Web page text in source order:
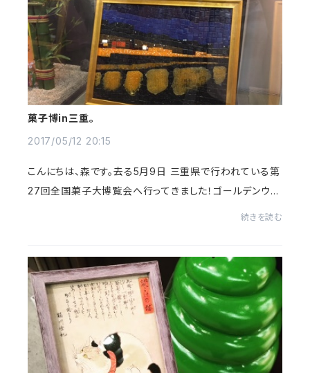
菓子博in三重。
2017/05/12 20:15
こんにちは、森です。去る5月9日 三重県で行われている第
27回全国菓子大博覧会へ行ってきました！ゴールデンウィ
続きを読む